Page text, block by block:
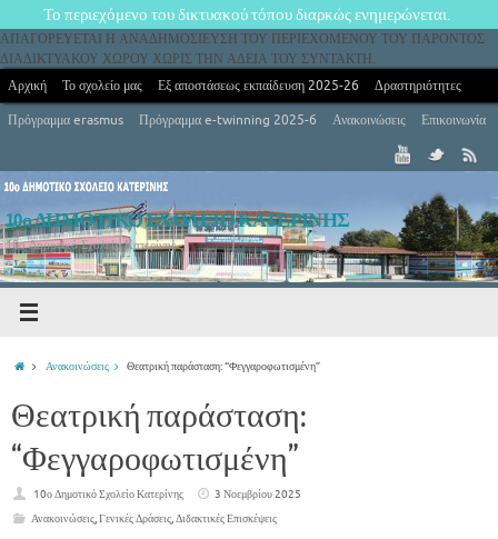
Το περιεχόμενο του δικτυακού τόπου διαρκώς ενημερώνεται.
ΑΠΑΓΟΡΕΥΕΤΑΙ Η ΑΝΑΔΗΜΟΣΙΕΥΣΗ ΤΟΥ ΠΕΡΙΕΧΟΜΕΝΟΥ ΤΟΥ ΠΑΡΟΝΤΟΣ
ΔΙΑΔΙΚΤΥΑΚΟΥ ΧΩΡΟΥ ΧΩΡΙΣ ΤΗΝ ΑΔΕΙΑ ΤΟΥ ΣΥΝΤΑΚΤΗ.
Αρχική
Το σχολείο μας Εξ αποστάσεως εκπαίδευση 2025-26
Δραστηριότητες
Πρόγραμμα erasmus
Πρόγραμμα e-twinning 2025-6 Ανακοινώσεις Επικοινωνία
10ο ΔΗΜΟΤΙΚΟ ΣΧΟΛΕΙΟ ΚΑΤΕΡΙΝΗΣ
10ο Δημοτικό Σχολείο Κατερίνης
Ανακοινώσεις Θεατρική παράσταση: “Φεγγαροφωτισμένη”
Θεατρική παράσταση:
“Φεγγαροφωτισμένη”
10ο Δημοτικό Σχολείο Κατερίνης
3 Νοεμβρίου 2025
Ανακοινώσεις,Γενικές Δράσεις,Διδακτικές Επισκέψεις